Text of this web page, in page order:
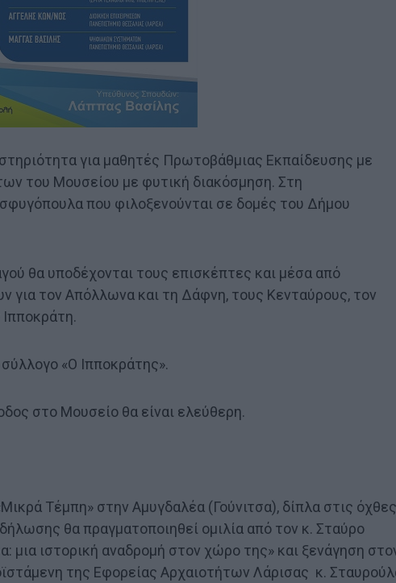
για μαθητές Πρωτοβάθμιας Εκπαίδευσης με
του Μουσείου με φυτική διακόσμηση. Στη
που φιλοξενούνται σε δομές του Δήμου
θα υποδέχονται τους επισκέπτες και μέσα από
για τον Απόλλωνα και τη Δάφνη, τους Κενταύρους, τον
«Ο Ιπποκράτης».
στο Μουσείο θα είναι ελεύθερη.
Τέμπη» στην Αμυγδαλέα (Γούνιτσα), δίπλα στις όχθες
θα πραγματοποιηθεί ομιλία από τον κ. Σταύρο
μια ιστορική αναδρομή στον χώρο της» και ξενάγηση
της Εφορείας Αρχαιοτήτων Λάρισας κ.